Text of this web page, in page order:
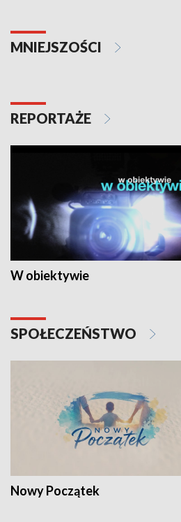
MNIEJSZOŚCI
REPORTAŻE
W obiektywie
SPOŁECZEŃSTWO
Nowy Początek